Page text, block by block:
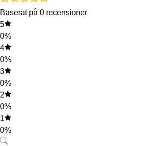
Baserat på 0 recensioner
5
0%
4
0%
3
0%
2
0%
1
0%